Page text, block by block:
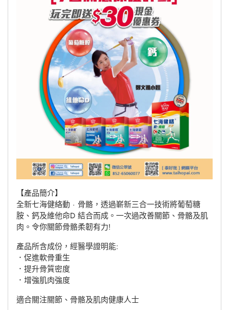
【產品簡介】
全新七海健絡動 · 骨骼，透過嶄新三合一技術將葡萄糖
胺、鈣及維他命D 結合而成。一次過改善關節、骨骼及肌
肉。令你關節骨骼柔韌有力!
產品所含成份，經醫學證明能:
．促進軟骨重生
．提升骨質密度
．增強肌肉強度
適合關注關節、骨骼及肌肉健康人士